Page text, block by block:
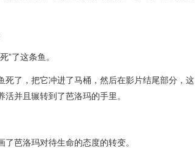
”了这条鱼。
了，把它冲进了马桶，然后在影片结尾部分，这
并且辗转到了芭洛玛的手里。
芭洛玛对待生命的态度的转变。